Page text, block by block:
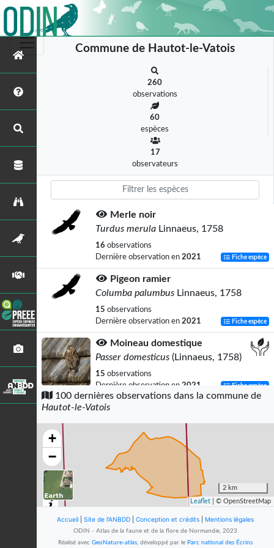
Commune de Hautot-le-Vatois
260
observations
60
espèces
17
observateurs
Merle noir
Turdus merula Linnaeus, 1758
16 observations
Dernière observation en 2021 Fiche espèce
Pigeon ramier
Columba palumbus Linnaeus, 1758
15 observations
Dernière observation en 2021 Fiche espèce
Moineau domestique
Passer domesticus (Linnaeus, 1758)
15 observations
Dernière observation en 2021 Fiche espèce
Parus majorLinnaeus, 1758
observations
Dernière observation en
2021
Mésange bleue
Cyanistes caeruleus
(Linnaeus, 1758)
Corneille noire
100 dernières observations dans la commune de
Hautot-le-Vatois
+
−
2 km
Leaflet | © OpenStreetMap
Accueil Site de l'ANBDD Conception et crédits Mentions légales
ODIN - Atlas de la faune et de la flore de Normandie, 2023
Réalisé avec GeoNature-atlas, développé par le Parc national des Écrins